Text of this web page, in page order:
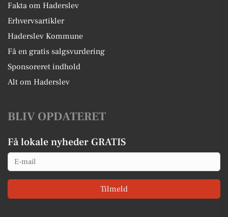
Fakta om Haderslev
Erhvervsartikler
Haderslev Kommune
Få en gratis salgsvurdering
Sponsoreret indhold
Alt om Haderslev
BLIV OPDATERET
Få lokale nyheder GRATIS
Email
Tilmeld